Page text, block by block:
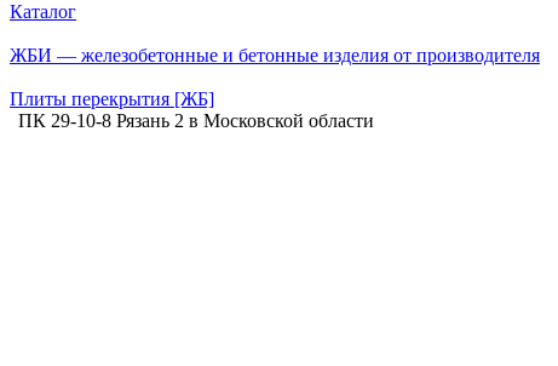
Каталог
ЖБИ — железобетонные и бетонные изделия от производителя
Плиты перекрытия [ЖБ]
ПК 29-10-8 Рязань 2 в Московской области